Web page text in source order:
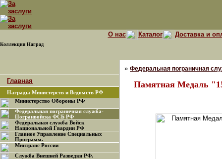
Коллекция Наград
О нас Каталог Доставка и
Главная
Награды Министерств и Ведомств РФ
Министерство Обороны РФ
Федеральная пограничная служба-
Погранвойска ФСБ РФ
Федеральная служба Войск
Национальной Гвардии РФ
Главное Управление Специальных
Программ.
Минтранс России
Служба Внешней Разведки РФ.
» Федеральная пограничная
Памятная Медаль